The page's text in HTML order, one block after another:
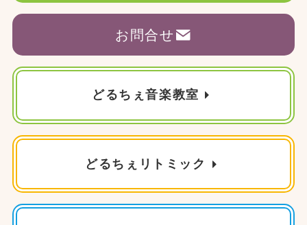
お問合せ
どるちぇ音楽教室
どるちぇリトミック